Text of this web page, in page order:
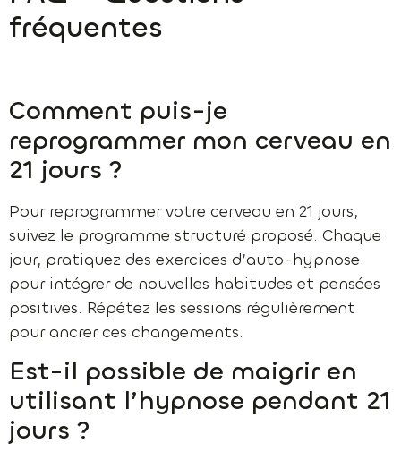
fréquentes
Comment puis-je
reprogrammer mon cerveau en
21 jours ?
Pour reprogrammer votre cerveau en 21 jours,
suivez le programme structuré proposé. Chaque
jour, pratiquez des exercices d’auto-hypnose
pour intégrer de nouvelles habitudes et pensées
positives. Répétez les sessions régulièrement
pour ancrer ces changements.
Est-il possible de maigrir en
utilisant l’hypnose pendant 21
jours ?